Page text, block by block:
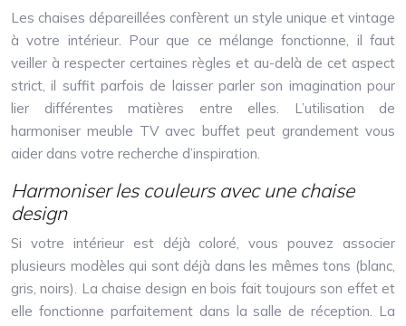
Les chaises dépareillées confèrent un style unique et vintage
à votre intérieur. Pour que ce mélange fonctionne, il faut
veiller à respecter certaines règles et au-delà de cet aspect
strict, il suffit parfois de laisser parler son imagination pour
lier différentes matières entre elles. L’utilisation de
harmoniser meuble TV avec buffet peut grandement vous
aider dans votre recherche d’inspiration.
Harmoniser les couleurs avec une chaise
design
Si votre intérieur est déjà coloré, vous pouvez associer
plusieurs modèles qui sont déjà dans les mêmes tons (blanc,
gris, noirs). La chaise design en bois fait toujours son effet et
elle fonctionne parfaitement dans la salle de réception. La